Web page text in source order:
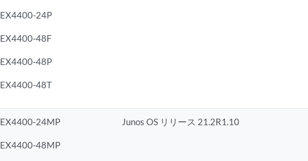
EX4400-24P
EX4400-48F
EX4400-48P
EX4400-48T
EX4400-24MP
EX4400-48MP
Junos OS リリース 21.2R1.10